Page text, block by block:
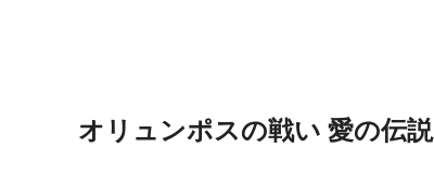
オリュンポスの戦い 愛の伝説